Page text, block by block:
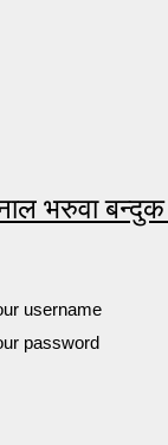
भरुवा बन्दुक
username
password